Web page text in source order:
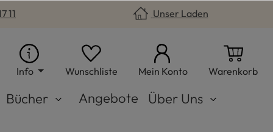
11 Unser Laden
Info Wunschliste Du hast 0 Produkte auf dem
Mein Konto Warenkorb
Bücher Angebote Über Uns